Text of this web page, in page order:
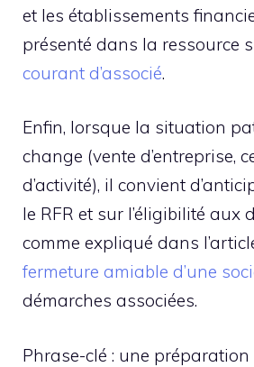
et les établissements
présenté dans la ressource
courant d’associé.
Enfin, lorsque la situation
change (vente d’entreprise,
d’activité), il convient
le RFR et sur l’éligibilité aux
comme expliqué dans
fermeture amiable d’une
démarches associées.
Phrase-clé : une